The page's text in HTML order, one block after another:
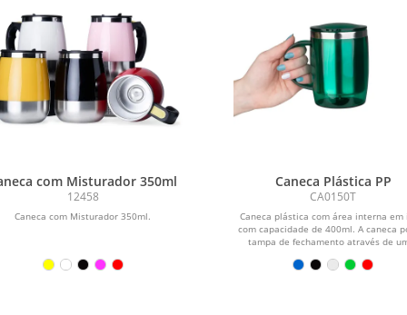
com Misturador 350ml
12458
Caneca com Misturador 350ml.
Caneca Plástica PP
CA0150T
Caneca plástica com área interna em
com capacidade de 400ml. A caneca
tampa de fechamento através de